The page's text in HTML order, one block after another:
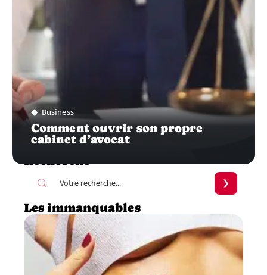
Business
Comment ouvrir son propre
cabinet d’avocat
Les immanquables